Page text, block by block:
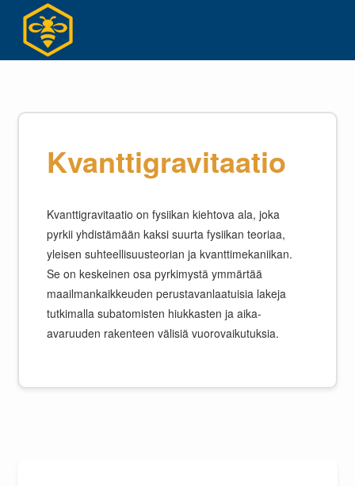
suoraan
sisältöön
Kvanttigravitaatio
Kvanttigravitaatio on fysiikan kiehtova ala, joka
pyrkii yhdistämään kaksi suurta fysiikan teoriaa,
yleisen suhteellisuusteorian ja kvanttimekaniikan.
Se on keskeinen osa pyrkimystä ymmärtää
maailmankaikkeuden perustavanlaatuisia lakeja
tutkimalla subatomisten hiukkasten ja aika-
avaruuden rakenteen välisiä vuorovaikutuksia.